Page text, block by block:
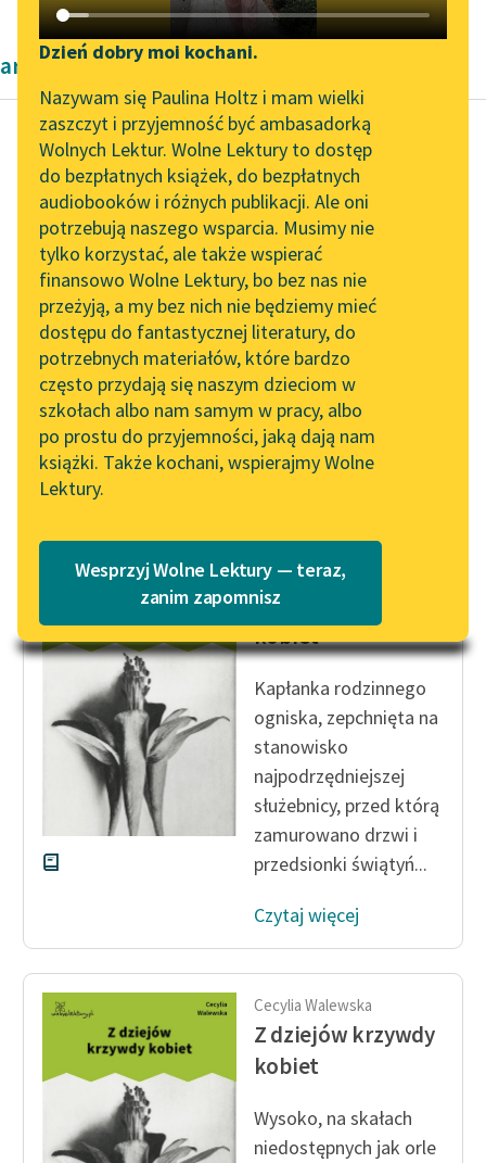
Katalog DAISY
Podkasty o książkach
Zgłoś brak utworu
Aktualności
„Prokurator Alicja Horn”
do słuchania
Byliśmy częścią AI Impact
Lab
Zapraszamy na spotkanie
online z tłumaczkami
literatury skandynawskiej
Spotkanie z Katarzyną
Tunkiel w Oslo
102. lata temu zmarł
Joseph Conrad
Lektury szkolne i klasyka
literatury do słuchania dla
uczennic i uczniów z
niepełnosprawnościami
E-kolekcja lektur
szkolnych i literatury do
słuchania dla uczennic i
niepełnosprawnościami
Feministyczne inspiracje.
feministycznej
Ręce pełne poezji
Kolekcje edukacyjne
twórców przechodzących
do domeny publicznej,
lektur szkolnych oraz
Starego Testamentu
Narzędzia
Mapa Wolnych Lektur
Leśmianator
Przewodnik dla piszących i
czytających
API
OAI-PMH
Widget Wolnych Lektur
Przypisy
Katalog w formacie PDF
Dzień dobry moi kochani.
Nazywam się Paulina Holtz i mam wielki
zaszczyt i przyjemność być ambasadorką
Wolnych Lektur. Wolne Lektury to dostęp
do bezpłatnych książek, do bezpłatnych
audiobooków i różnych publikacji. Ale oni
potrzebują naszego wsparcia. Musimy nie
tylko korzystać, ale także wspierać
finansowo Wolne Lektury, bo bez nas nie
przeżyją, a my bez nich nie będziemy mieć
dostępu do fantastycznej literatury, do
potrzebnych materiałów, które bardzo
często przydają się naszym dzieciom w
szkołach albo nam samym w pracy, albo
po prostu do przyjemności, jaką dają nam
książki. Także kochani, wspierajmy Wolne
Lektury.
Wesprzyj Wolne Lektury — teraz,
zanim zapomnisz
artykuły Cecylii Walewskiej
Cecylia Walewska
Z dziejów krzywdy
kobiet
Gdy żony dostojnych
obywateli greckich
więdły w ciasnych
gineceach, kochanki ich
strojne, wspaniałe,
obnoszone w...
Cecylia Walewska
Z dziejów krzywdy
kobiet
Kapłanka rodzinnego
ogniska, zepchnięta na
stanowisko
najpodrzędniejszej
służebnicy, przed którą
zamurowano drzwi i
przedsionki świątyń...
Czytaj więcej
Cecylia Walewska
Z dziejów krzywdy
kobiet
Wysoko, na skałach
niedostępnych jak orle